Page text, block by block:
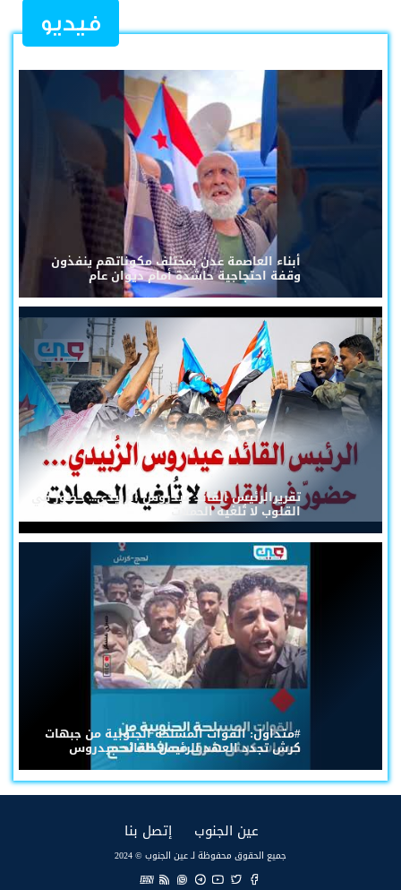
فيديو
أبناء العاصمة عدن بمختلف مكوناتهم ينفذون
وقفة احتجاجية حاشدة أمام ديوان عام
تقريرالرئيس القائد عيدروس الزُبيدي... حضورٌ في
القلوب لا تُلغيه الحملات
#متداول: القوات المسلحة الجنوبية من جبهات
كرش تجدد العهد للرئيس القائد عيدروس
عين الجنوب إتصل بنا
جميع الحقوق محفوظة لـ عين الجنوب © 2024
EN